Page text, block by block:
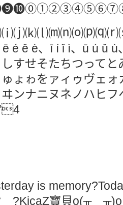
é ě è、ī í ǐ ì、ū ú ǔ ù
すせそたちつって
ょゎをァィゥヴェ
ンナニヌネノハヒ
is
?KicaZ寶貝